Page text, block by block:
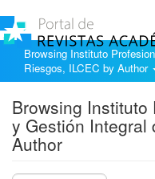
Browsing Instituto
Riesgos, ILCEC by Author
Browsing
y Gestión Integral
Author